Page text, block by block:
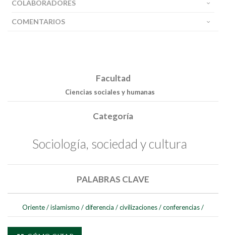
Buscar
COLABORADORES
COMENTARIOS
Facultad
Ciencias sociales y humanas
Categoría
Sociología, sociedad y cultura
PALABRAS CLAVE
Oriente/islamismo /diferencia /civilizaciones/conferencias/